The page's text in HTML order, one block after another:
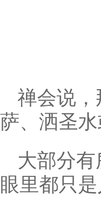
禅会说
萨、洒圣
大部分
眼里都只